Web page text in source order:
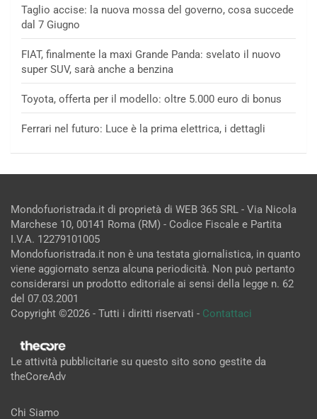
Taglio accise: la nuova mossa del governo, cosa succede
dal 7 Giugno
FIAT, finalmente la maxi Grande Panda: svelato il nuovo
super SUV, sarà anche a benzina
Toyota, offerta per il modello: oltre 5.000 euro di bonus
Ferrari nel futuro: Luce è la prima elettrica, i dettagli
Mondofuoristrada.it di proprietà di WEB 365 SRL - Via Nicola
Marchese 10, 00141 Roma (RM) - Codice Fiscale e Partita
I.V.A. 12279101005
Mondofuoristrada.it non è una testata giornalistica, in quanto
viene aggiornato senza alcuna periodicità. Non può pertanto
considerarsi un prodotto editoriale ai sensi della legge n. 62
del 07.03.2001
Copyright ©2026 - Tutti i diritti riservati - Contattaci
Le attività pubblicitarie su questo sito sono gestite da
theCoreAdv
Chi Siamo